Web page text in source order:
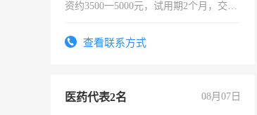
资约3500一5000元，试用期2个月，交五
查看联系方式
医药代表2名 08月07日